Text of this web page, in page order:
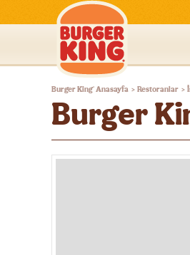
Burger
Türkiye
Burger King® Anasayfa > Restoranlar >
Burger